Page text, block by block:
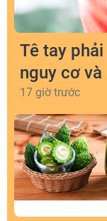
Tê tay
nguy cơ
17 giờ trước